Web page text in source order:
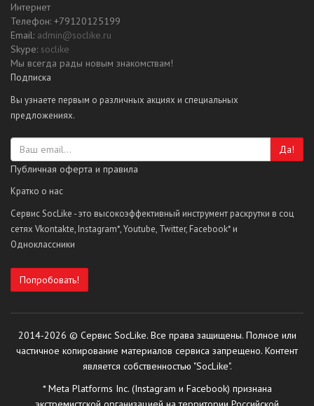
Интернет
Телефон: +79120125199
Email: admin@soclike.ru
Skype: soclike
Мы всегда рады новым знакомствам!
Подписка
Вы узнаете первым о различных акциях и специальных
предложениях.
Да!
Публичная оферта и правила
Кратко о нас
Сервис SocLike - это высокоэффективный инструмент раскрутки в соц
сетях Vkontakte, Instagram*, Youtube, Twitter, Facebook* и
Одноклассники
Попробовать!
2014-2026 © Сервис SocLike. Все права защищены. Полное или
частичное копирование материалов сервиса запрещено. Контент
является собственностью "SocLike".
* Meta Platforms Inc. (Instagram и Facebook) признана